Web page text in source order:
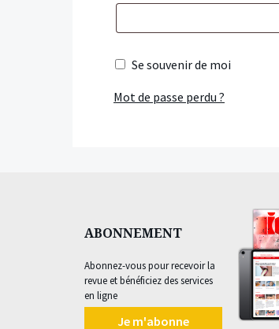
Se souvenir de moi
Mot de passe perdu ?
ABONNEMENT
Abonnez-vous pour recevoir la
revue et bénéficiez des services
en ligne
Je m'abonne